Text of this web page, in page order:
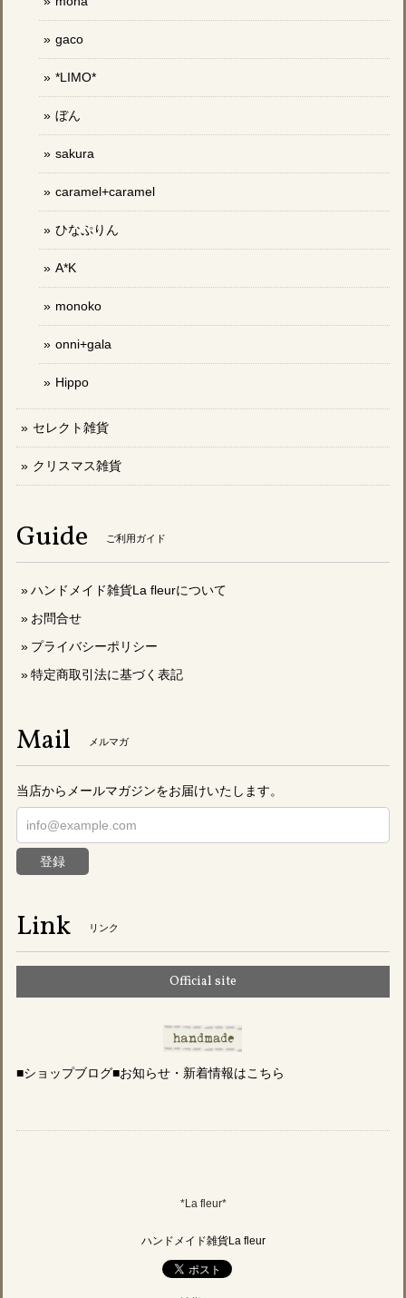
gaco
*LIMO*
ぼん
sakura
caramel+caramel
ひなぷりん
A*K
monoko
onni+gala
Hippo
セレクト雑貨
クリスマス雑貨
Guide ご利用ガイド
ハンドメイド雑貨La fleurについて
お問合せ
プライバシーポリシー
特定商取引法に基づく表記
Mail メルマガ
当店からメールマガジンをお届けいたします。
登録
Link リンク
Official site
■ショップブログ■お知らせ・新着情報はこちら
*La fleur*
ハンドメイド雑貨La fleur